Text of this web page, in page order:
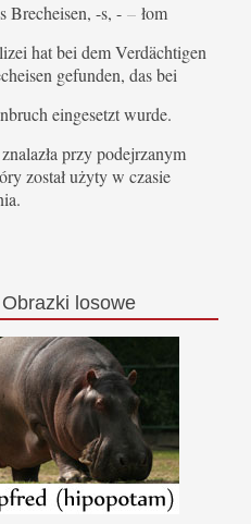
Brecheisen, -s, - – łom
hat bei dem Verdächtigen
gefunden, das bei
eingesetzt wurde.
przy podejrzanym
został użyty w czasie
Obrazki losowe